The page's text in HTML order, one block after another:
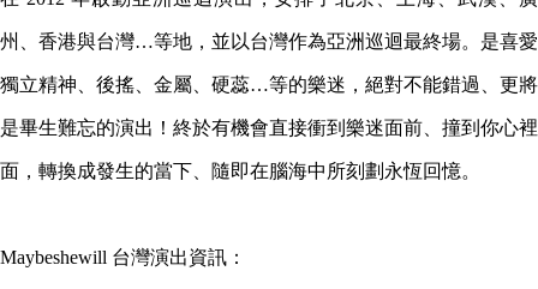
州、香港與台灣…等地，並以台灣作為亞洲巡迴最終場。是喜愛
獨立精神、後搖、金屬、硬蕊…等的樂迷，絕對不能錯過、更將
是畢生難忘的演出！終於有機會直接衝到樂迷面前、撞到你心裡
面，轉換成發生的當下、隨即在腦海中所刻劃永恆回憶。
Maybeshewill 台灣演出資訊：